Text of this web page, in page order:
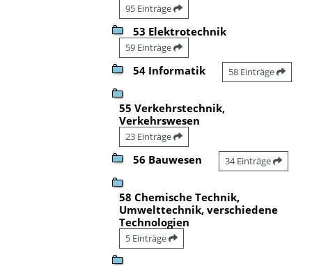
95 Einträge
53 Elektrotechnik
59 Einträge
54 Informatik 58 Einträge
55 Verkehrstechnik,
Verkehrswesen
23 Einträge
56 Bauwesen 34 Einträge
58 Chemische Technik,
Umwelttechnik, verschiedene
Technologien
5 Einträge